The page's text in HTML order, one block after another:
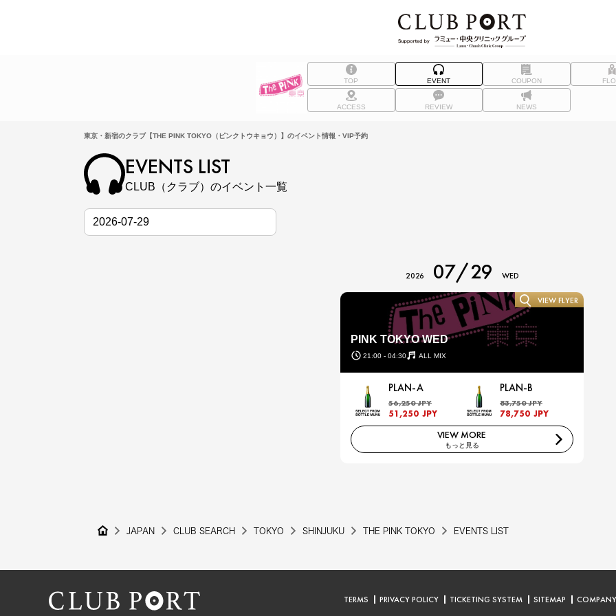
TOP EVENT COUPON
ACCESS REVIEW NEWS
東京・新宿のクラブ【THE PINK TOKYO（ピンクトウキョウ）】のイベント情報・VIP予約
EVENTS LIST
CLUB（クラブ）のイベント一覧
2026 07/29 WED
PINK TOKYO WED
21:00 - 04:30 ALL MIX
VIEW FLYER
PLAN-A
56,250 JPY
51,250 JPY
PLAN-B
83,750 JPY
78,750 JPY
VIEW MORE
もっと見る
JAPAN CLUB SEARCH TOKYO SHINJUKU THE PINK TOKYO EVENTS LIST
TERMS PRIVACY POLICY TICKETING SYSTEM SITEMAP COMPANY